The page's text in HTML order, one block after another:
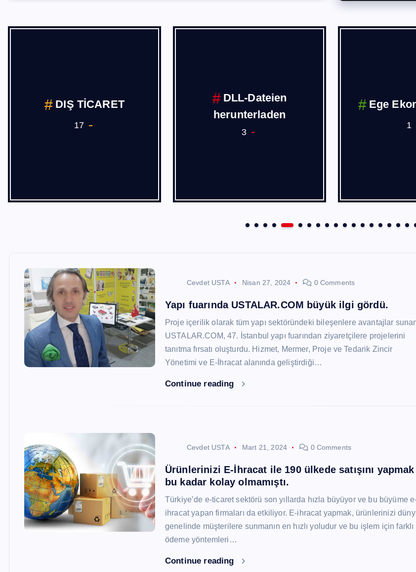
DIŞ TİCARET
17
DLL-Dateien
herunterladen
3
Ege
Cevdet USTA Nisan 27, 2024 0 Comments
Yapı fuarında USTALAR.COM büyük ilgi gördü.
Proje içerilik olarak tüm yapı sektöründeki bileşenlere avantajlar
USTALAR.COM, 47. İstanbul yapı fuarından ziyaretçilere projelerini
tanıtma fırsatı oluşturdu. Hizmet, Mermer, Proje ve Tedarik Zincir
Yönetimi ve E-İhracat alanında geliştirdiği…
Continue reading
Cevdet USTA Mart 21, 2024 0 Comments
Ürünlerinizi E-İhracat ile 190 ülkede satışını yapmak
bu kadar kolay olmamıştı.
Türkiye’de e-ticaret sektörü son yıllarda hızla büyüyor ve bu büyüme
ihracat yapan firmaları da etkiliyor. E-ihracat yapmak, ürünlerinizi
genelinde müşterilere sunmanın en hızlı yoludur ve bu işlem için farklı
ödeme yöntemleri…
Continue reading